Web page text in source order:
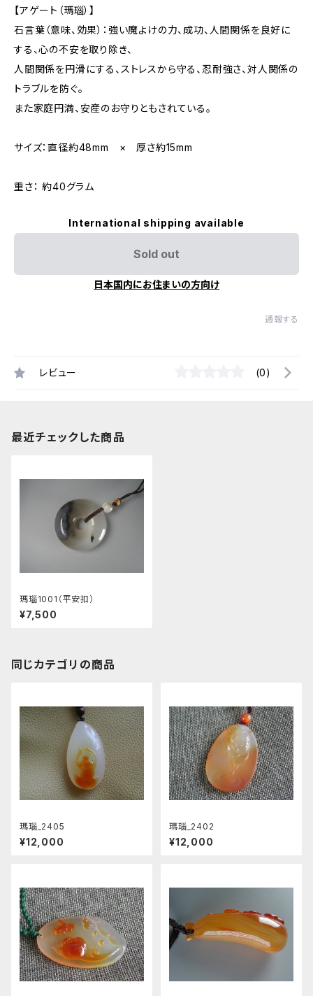
【アゲート（瑪瑙）】
石言葉（意味、効果）：強い魔よけの力、成功、人間関係を良好に
する、心の不安を取り除き、
人間関係を円滑にする、ストレスから守る、忍耐強さ、対人関係の
トラブルを防ぐ。
また家庭円満、安産のお守りともされている。
サイズ：直径約48mm × 厚さ約15mm
重さ： 約40グラム
International shipping available
Sold out
日本国内にお住まいの方向け
通報する
レビュー (0)
最近チェックした商品
瑪瑙1001（平安扣）
¥7,500
同じカテゴリの商品
瑪瑙_2405
¥12,000
瑪瑙_2402
¥12,000